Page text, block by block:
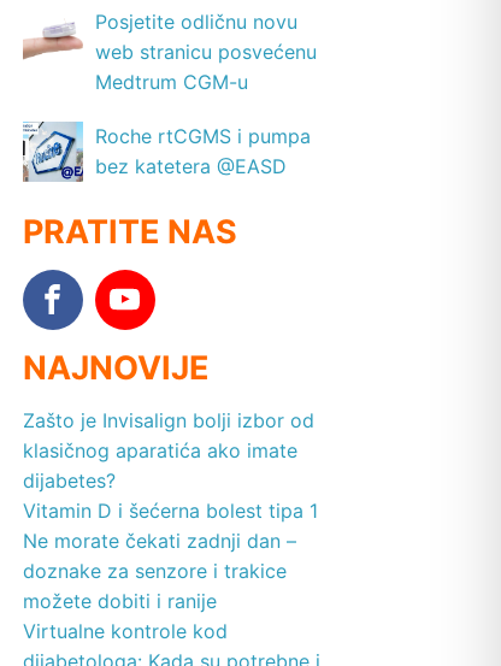
Posjetite odličnu novu
web stranicu posvećenu
Medtrum CGM-u
Roche rtCGMS i pumpa
bez katetera @EASD
PRATITE NAS
NAJNOVIJE
Zašto je Invisalign bolji izbor od
klasičnog aparatića ako imate
dijabetes?
Vitamin D i šećerna bolest tipa 1
Ne morate čekati zadnji dan –
doznake za senzore i trakice
možete dobiti i ranije
Virtualne kontrole kod
dijabetologa: Kada su potrebne i